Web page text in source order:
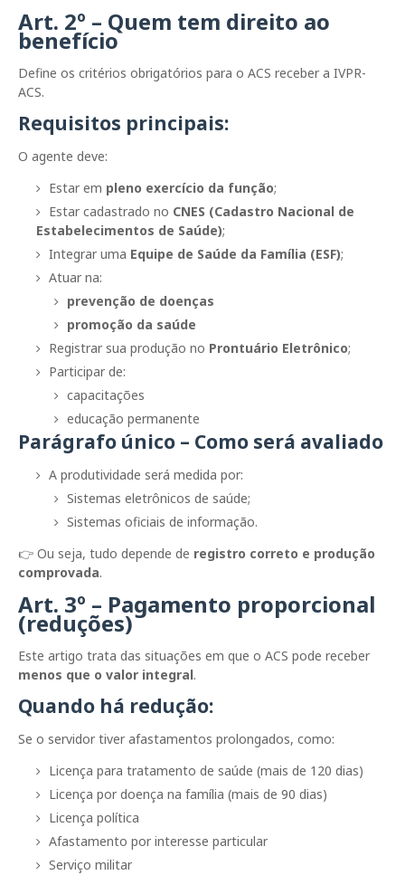
Art. 2º – Quem tem direito ao
benefício
Define os critérios obrigatórios para o ACS receber a IVPR-
ACS.
Requisitos principais:
O agente deve:
Estar em pleno exercício da função;
Estar cadastrado no CNES (Cadastro Nacional de
Estabelecimentos de Saúde);
Integrar uma Equipe de Saúde da Família (ESF);
Atuar na:
prevenção de doenças
promoção da saúde
Registrar sua produção no Prontuário Eletrônico;
Participar de:
capacitações
educação permanente
Parágrafo único – Como será avaliado
A produtividade será medida por:
Sistemas eletrônicos de saúde;
Sistemas oficiais de informação.
👉 Ou seja, tudo depende de registro correto e produção
comprovada.
Art. 3º – Pagamento proporcional
(reduções)
Este artigo trata das situações em que o ACS pode receber
menos que o valor integral.
Quando há redução:
Se o servidor tiver afastamentos prolongados, como:
Licença para tratamento de saúde (mais de 120 dias)
Licença por doença na família (mais de 90 dias)
Licença política
Afastamento por interesse particular
Serviço militar